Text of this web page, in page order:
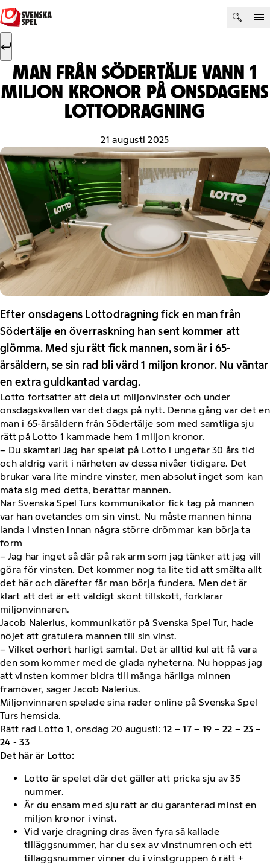
Hoppa till innehåll
Sök efter:
MAN FRÅN SÖDERTÄLJE VANN 1
MILJON KRONOR PÅ ONSDAGENS
LOTTODRAGNING
21 augusti 2025
Efter onsdagens Lottodragning fick en man från
Södertälje en överraskning han sent kommer att
glömma. Med sju rätt fick mannen, som är i 65-
årsåldern, se sin rad bli värd 1 miljon kronor. Nu väntar
en extra guldkantad vardag.
Lotto fortsätter att dela ut miljonvinster och under
onsdagskvällen var det dags på nytt. Denna gång var det en
man i 65-årsåldern från Södertälje som med samtliga sju
rätt på Lotto 1 kammade hem 1 miljon kronor.
– Du skämtar! Jag har spelat på Lotto i ungefär 30 års tid
och aldrig varit i närheten av dessa nivåer tidigare. Det
brukar vara lite mindre vinster, men absolut inget som kan
mäta sig med detta, berättar mannen.
När Svenska Spel Turs kommunikatör fick tag på mannen
var han ovetandes om sin vinst. Nu måste mannen hinna
landa i vinsten innan några större drömmar kan börja ta
form
– Jag har inget så där på rak arm som jag tänker att jag vill
göra för vinsten. Det kommer nog ta lite tid att smälta allt
det här och därefter får man börja fundera. Men det är
klart att det är ett väldigt skönt tillskott, förklarar
miljonvinnaren.
Jacob Nalerius, kommunikatör på Svenska Spel Tur, hade
nöjet att gratulera mannen till sin vinst.
– Vilket oerhört härligt samtal. Det är alltid kul att få vara
den som kommer med de glada nyheterna. Nu hoppas jag
att vinsten kommer bidra till många härliga minnen
framöver, säger Jacob Nalerius.
Miljonvinnaren spelade sina rader online på Svenska Spel
Turs hemsida.
Rätt rad Lotto 1, onsdag 20 augusti:12 – 17 – 19 – 22 – 23 –
24 - 33
Det här är Lotto:
Lotto är spelet där det gäller att pricka sju av 35
nummer.
Är du ensam med sju rätt är du garanterad minst en
miljon kronor i vinst.
Vid varje dragning dras även fyra så kallade
tilläggsnummer, har du sex av vinstnumren och ett
tilläggsnummer vinner du i vinstgruppen 6 rätt +